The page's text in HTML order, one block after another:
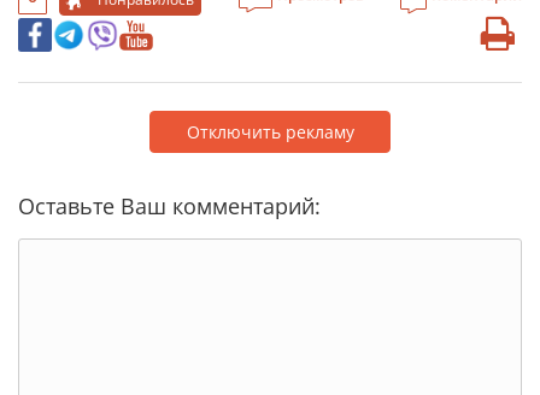
Отключить рекламу
Оставьте Ваш комментарий: